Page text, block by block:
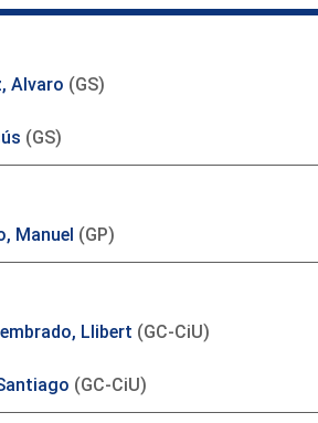
Alvaro (GS)
(GS)
Manuel (GP)
Llibert (GC-CiU)
(GC-CiU)